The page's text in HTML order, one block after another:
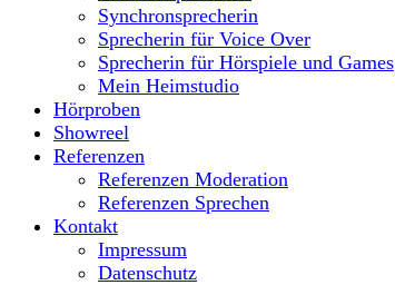
Synchronsprecherin
Sprecherin für Voice Over
Sprecherin für Hörspiele und Games
Mein Heimstudio
Hörproben
Showreel
Referenzen
Referenzen Moderation
Referenzen Sprechen
Kontakt
Impressum
Datenschutz